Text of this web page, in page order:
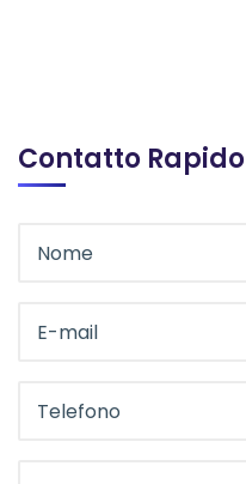
Contatto Rapido